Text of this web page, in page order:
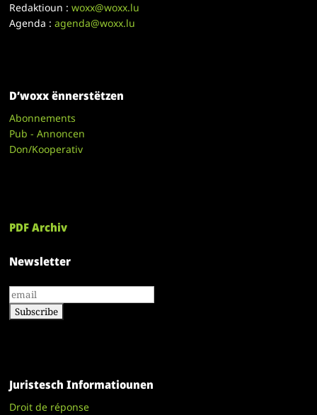
Redaktioun :woxx@woxx.lu
Agenda :agenda@woxx.lu
D’woxx ënnerstëtzen
Abonnements
Pub - Annoncen
Don/Kooperativ
PDF Archiv
Newsletter
Juristesch Informatiounen
Droit de réponse